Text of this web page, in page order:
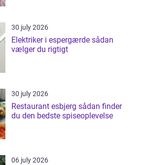
30 july 2026
Elektriker i espergærde sådan
vælger du rigtigt
30 july 2026
Restaurant esbjerg sådan finder
du den bedste spiseoplevelse
06 july 2026